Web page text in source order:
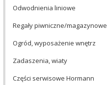
Odwodnienia liniowe
Regały piwniczne/magazynowe
Ogród, wyposażenie wnętrz
Zadaszenia, wiaty
Części serwisowe Hormann